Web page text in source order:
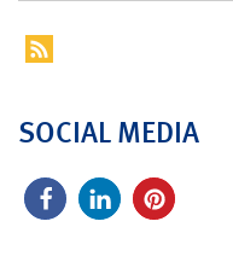
SOCIAL MEDIA